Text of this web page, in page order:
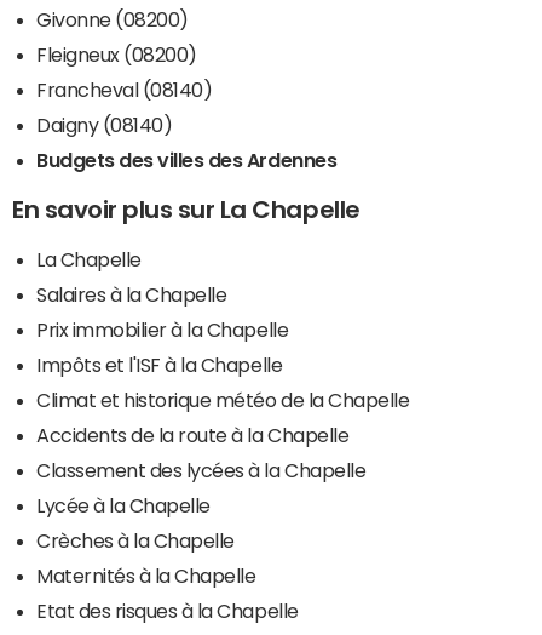
Givonne (08200)
Fleigneux (08200)
Francheval (08140)
Daigny (08140)
Budgets des villes des Ardennes
En savoir plus sur La Chapelle
La Chapelle
Salaires à la Chapelle
Prix immobilier à la Chapelle
Impôts et l'ISF à la Chapelle
Climat et historique météo de la Chapelle
Accidents de la route à la Chapelle
Classement des lycées à la Chapelle
Lycée à la Chapelle
Crèches à la Chapelle
Maternités à la Chapelle
Etat des risques à la Chapelle